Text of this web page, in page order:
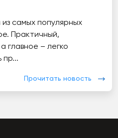
самых популярных
Практичный,
главное – легко
пр...
Прочитать новость